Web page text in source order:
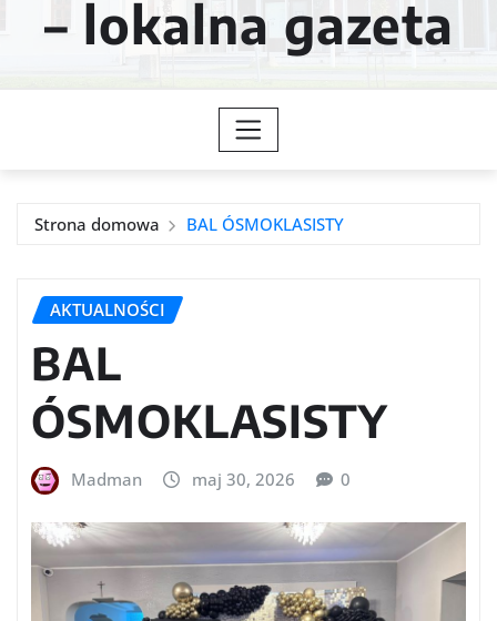
– lokalna gazeta
Strona domowa BAL ÓSMOKLASISTY
AKTUALNOŚCI
BAL
ÓSMOKLASISTY
Madman maj 30, 2026 0